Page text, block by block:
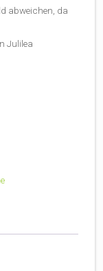
abweichen, da
Julilea